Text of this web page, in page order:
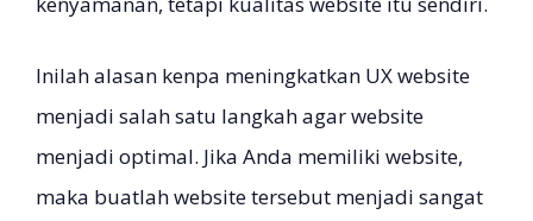
Inilah alasan kenpa meningkatkan UX website
menjadi salah satu langkah agar website
menjadi optimal. Jika Anda memiliki website,
maka buatlah website tersebut menjadi sangat